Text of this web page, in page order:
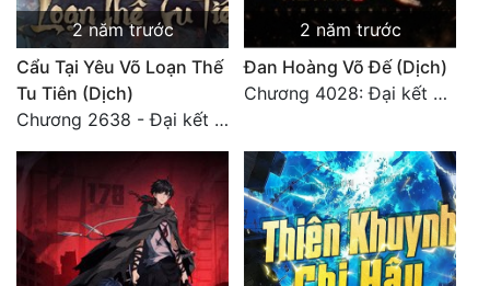
2 năm trước
Cẩu Tại Yêu Võ Loạn Thế
Tu Tiên (Dịch)
Chương 2638 - Đại kết cục (3)
2 năm trước
Đan Hoàng Võ Đế (Dịch)
Chương 4028: Đại kết cục, sau này không gặp lại (2)